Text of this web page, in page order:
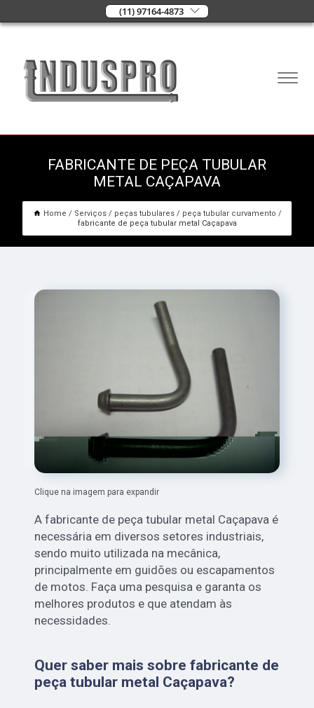
(11) 97164-4873
FABRICANTE DE PEÇA TUBULAR
METAL CAÇAPAVA
Home Serviços peças tubulares
peça tubular curvamento
fabricante de peça tubular metal Caçapava
Clique na imagem para expandir
A fabricante de peça tubular metal Caçapava é
necessária em diversos setores industriais,
sendo muito utilizada na mecânica,
principalmente em guidões ou escapamentos
de motos. Faça uma pesquisa e garanta os
melhores produtos e que atendam às
necessidades.
Quer saber mais sobre fabricante de
peça tubular metal Caçapava?